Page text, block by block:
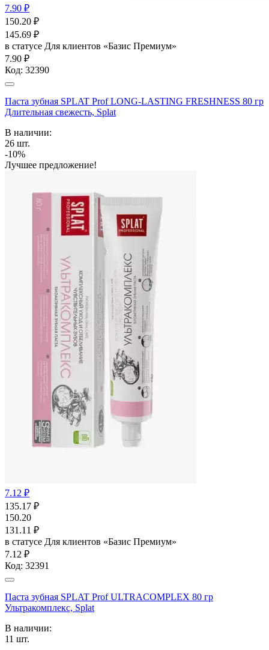
7.90 ₽
150.20 ₽
145.69 ₽
в статусе Для клиентов «Базис Премиум»
7.90 ₽
Код: 32390
Паста зубная SPLAT Prof LONG-LASTING FRESHNESS 80 гр
Длительная свежесть, Splat
В наличии:
26 шт.
-10%
Лучшее предложение!
7.12 ₽
135.17 ₽
150.20
131.11 ₽
в статусе Для клиентов «Базис Премиум»
7.12 ₽
Код: 32391
Паста зубная SPLAT Prof ULTRACOMPLEX 80 гр
Ультракомплекс, Splat
В наличии:
11 шт.